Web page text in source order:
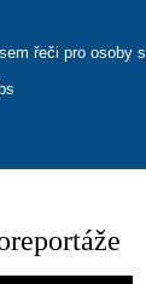
řeči pro osoby s